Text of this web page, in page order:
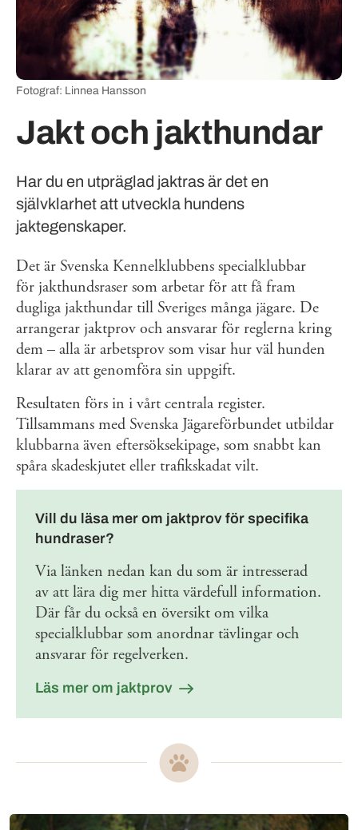
Jakt och jakthundar
Har du en utpräglad jaktras är det en
självklarhet att utveckla hundens
jaktegenskaper.
Fotograf: Linnea Hansson
Det är Svenska Kennelklubbens specialklubbar
för jakthundsraser som arbetar för att få fram
dugliga jakthundar till Sveriges många jägare. De
arrangerar jaktprov och ansvarar för reglerna kring
dem – alla är arbetsprov som visar hur väl hunden
klarar av att genomföra sin uppgift.
Resultaten förs in i vårt centrala register.
Tillsammans med Svenska Jägareförbundet utbildar
klubbarna även eftersöksekipage, som snabbt kan
spåra skadeskjutet eller trafikskadat vilt.
Vill du läsa mer om jaktprov för specifika
hundraser?
Via länken nedan kan du som är intresserad
av att lära dig mer hitta värdefull information.
Där får du också en översikt om vilka
specialklubbar som anordnar tävlingar och
ansvarar för regelverken.
Läs mer om jaktprov
Mer om